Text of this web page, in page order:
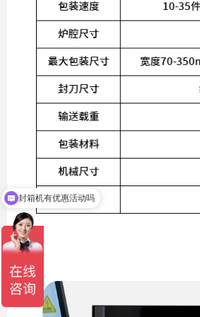
封箱机有优惠活动吗